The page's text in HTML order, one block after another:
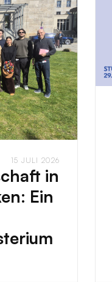
15 JULI 2026
in
Ein